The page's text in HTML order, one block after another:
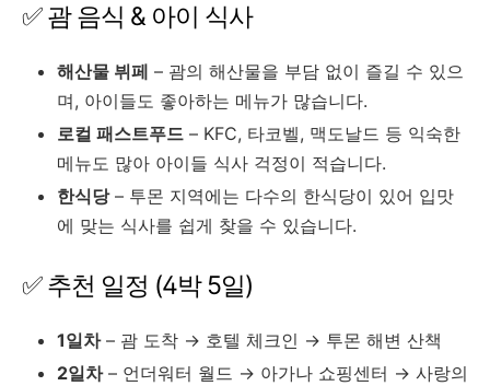
✅ 괌 음식 & 아이 식사
해산물 뷔페 – 괌의 해산물을 부담 없이 즐길 수 있으
며, 아이들도 좋아하는 메뉴가 많습니다.
로컬 패스트푸드 – KFC, 타코벨, 맥도날드 등 익숙한
메뉴도 많아 아이들 식사 걱정이 적습니다.
한식당– 투몬 지역에는 다수의 한식당이 있어 입맛
에 맞는 식사를 쉽게 찾을 수 있습니다.
✅ 추천 일정 (4박 5일)
1일차– 괌 도착 → 호텔 체크인 → 투몬 해변 산책
2일차– 언더워터 월드 → 아가나 쇼핑센터 → 사랑의